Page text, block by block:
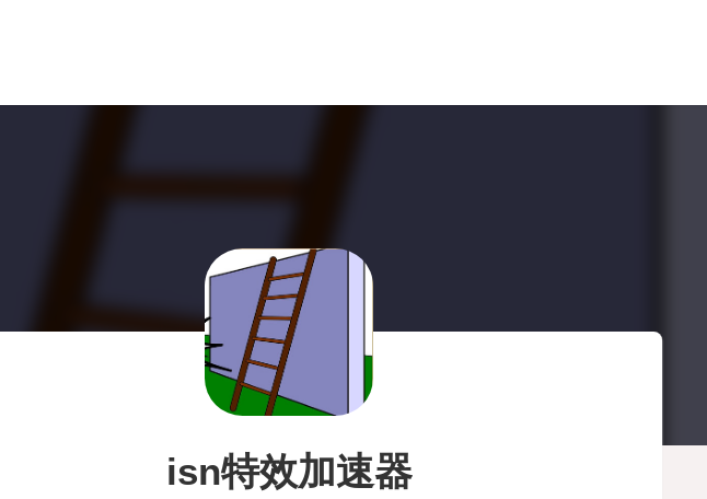
isn特效加速器